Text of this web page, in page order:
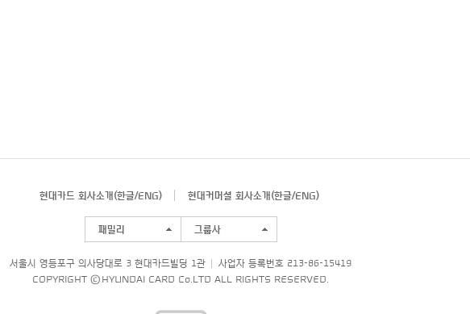
현대카드 회사소개(한글/ENG) 현대커머셜 회사소개(한글/ENG)
패밀리 그룹사
서울시 영등포구 의사당대로 3 현대카드빌딩 1관
사업자 등록번호 213-86-15419
COPYRIGHT © HYUNDAI CARD Co.LTD ALL RIGHTS RESERVED.